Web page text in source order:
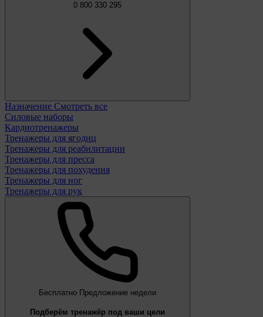
0 800 330 295
Назначение Смотреть все
Силовые наборы
Кардиотренажеры
Тренажеры для ягодиц
Тренажеры для реабилитации
Тренажеры для пресса
Тренажеры для похудения
Тренажеры для ног
Тренажеры для рук
Бесплатно Предложение недели
Подберём тренажёр под ваши цели